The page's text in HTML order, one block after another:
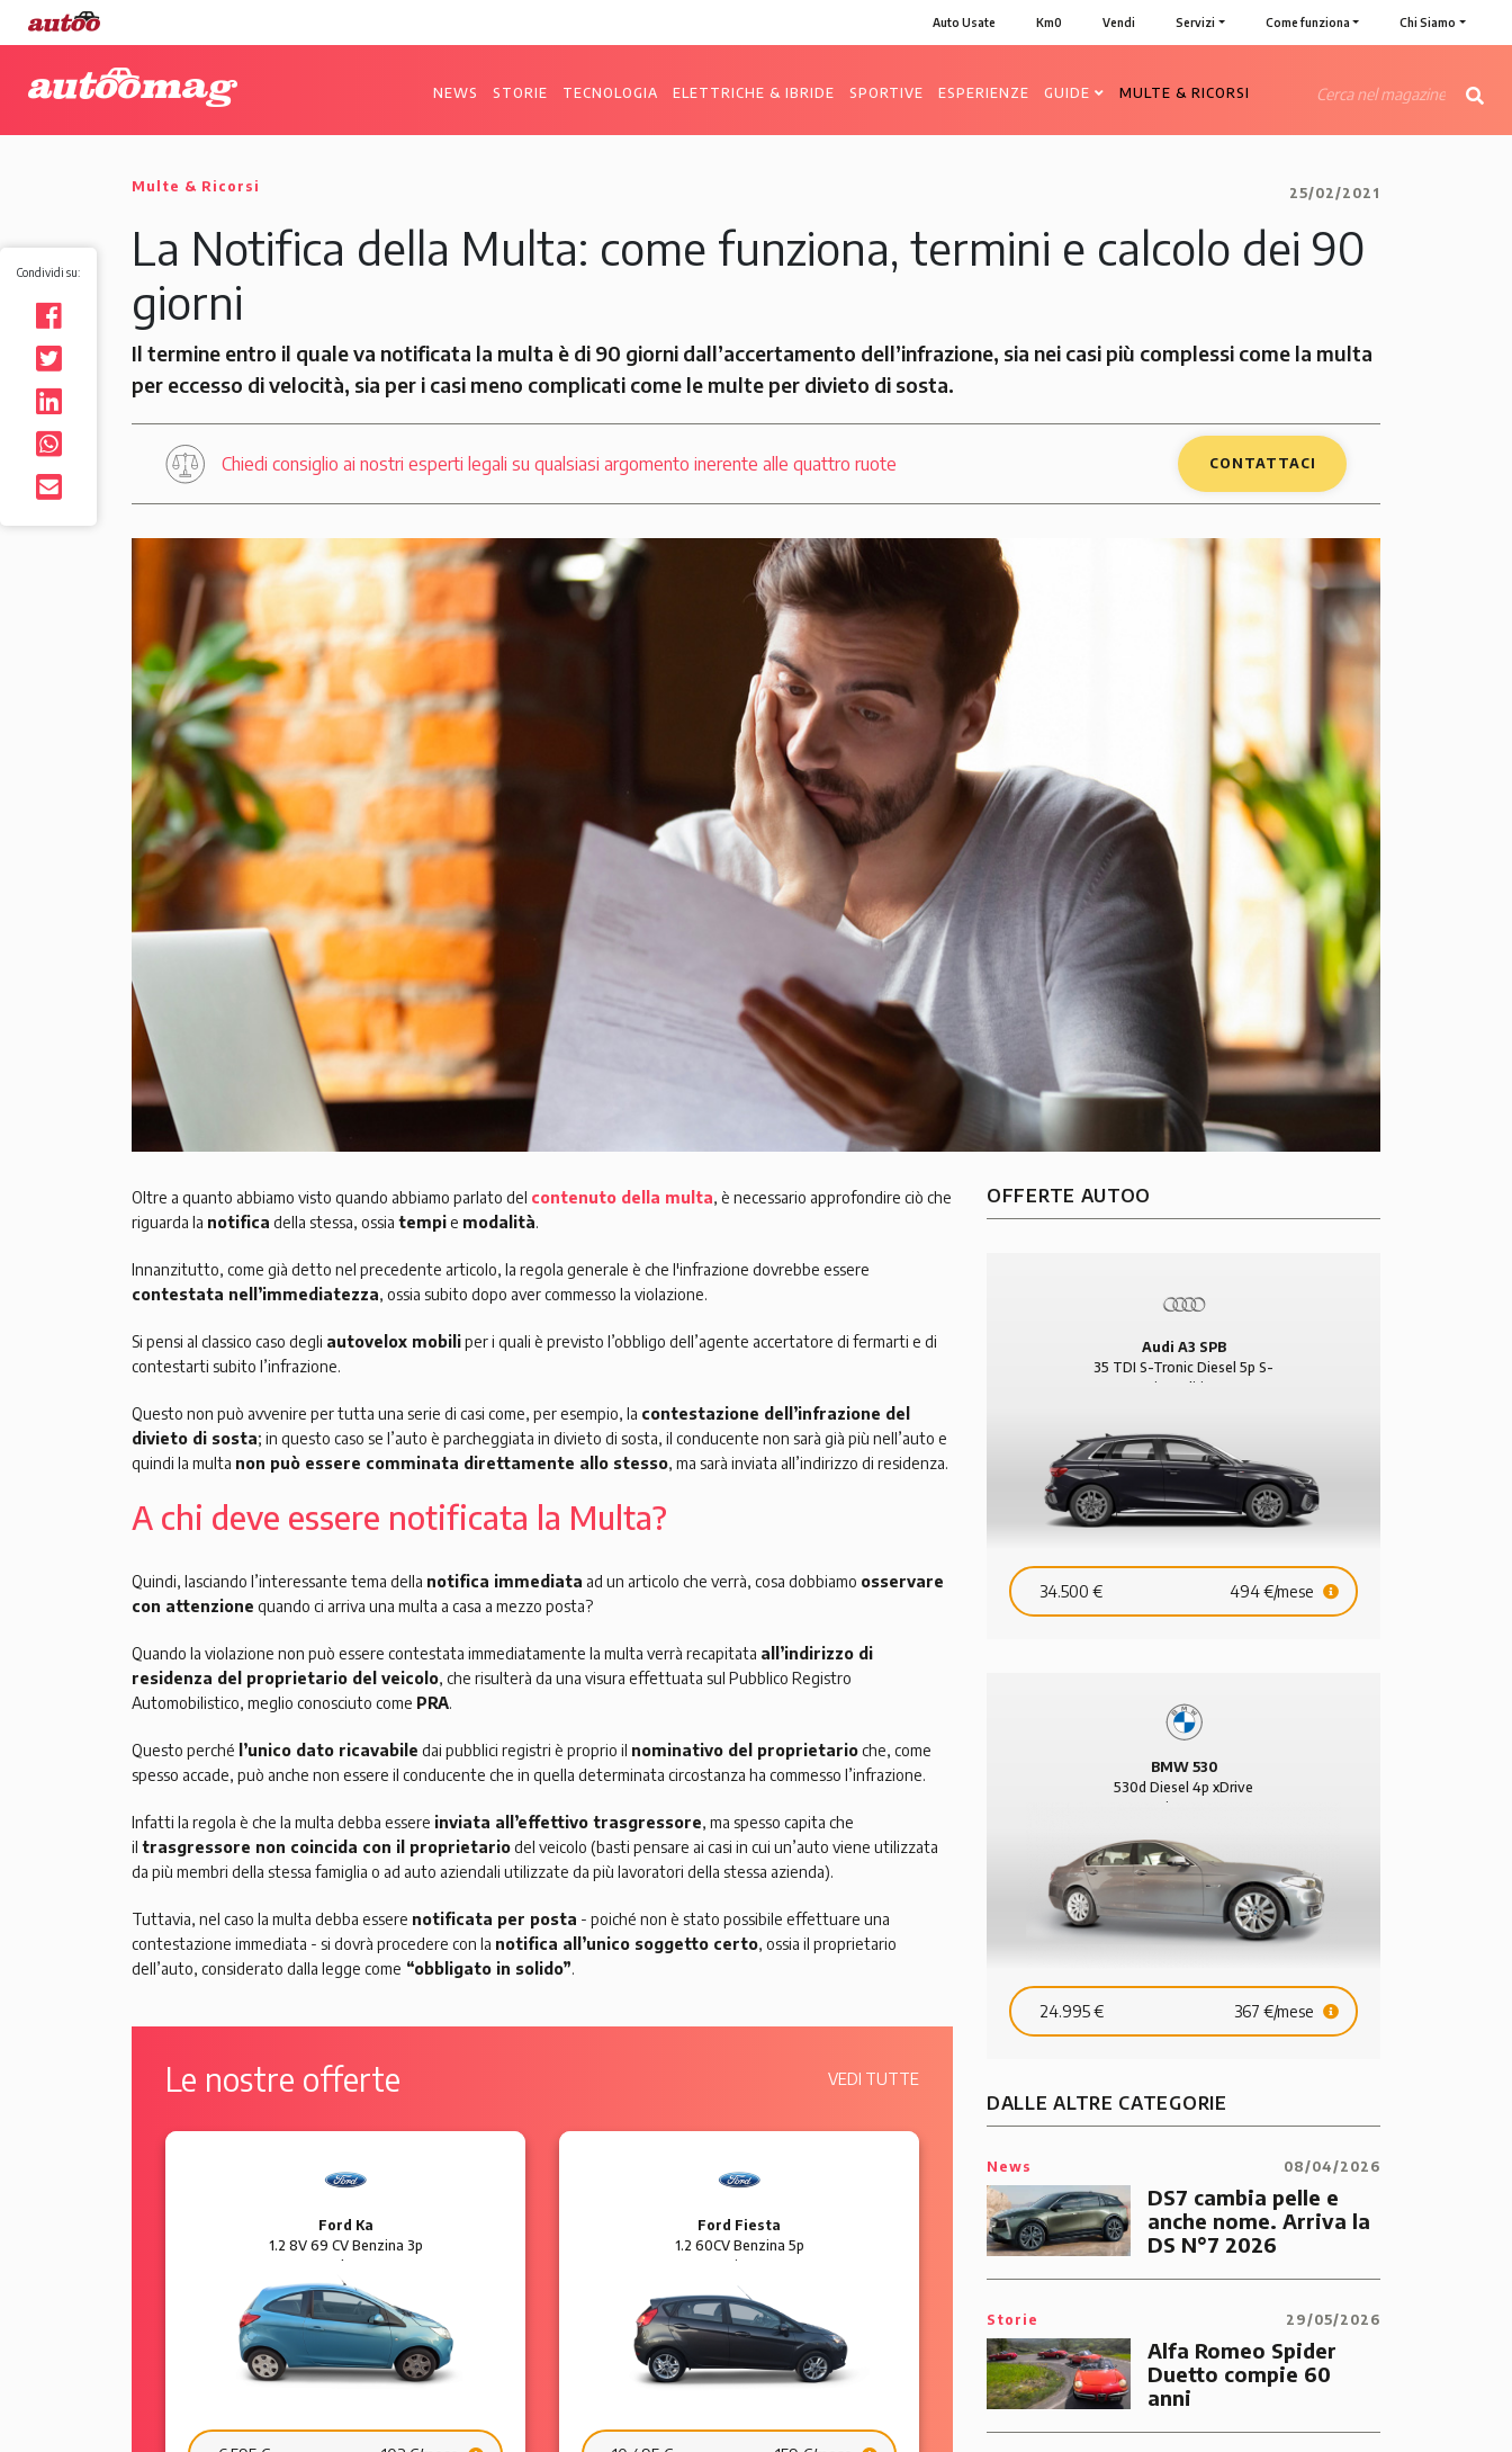
Multe & Ricorsi 25/02/2021
La Notifica della Multa: come funziona, termini e calcolo dei 90
giorni
Il termine entro il quale va notificata la multa è di 90 giorni dall’accertamento dell’infrazione, sia nei casi più complessi come la multa
per eccesso di velocità, sia per i casi meno complicati come le multe per divieto di sosta.
Chiedi consiglio ai nostri esperti legali su qualsiasi argomento inerente alle quattro ruote CONTATTACI
Oltre a quanto abbiamo visto quando abbiamo parlato del contenuto della multa, è necessario approfondire ciò che
riguarda la notifica della stessa, ossia tempie modalità.
Innanzitutto, come già detto nel precedente articolo, la regola generale è che l'infrazione dovrebbe essere
contestata nell’immediatezza, ossia subito dopo aver commesso la violazione.
Si pensi al classico caso degli autovelox mobiliper i quali è previsto l’obbligo dell’agente accertatore di fermarti e di
contestarti subito l’infrazione.
Questo non può avvenire per tutta una serie di casi come, per esempio, la contestazione dell’infrazione del
divieto di sosta; in questo caso se l’auto è parcheggiata in divieto di sosta, il conducente non sarà già più nell’auto e
quindi la multa non può essere comminata direttamente allo stesso, ma sarà inviata all’indirizzo di residenza.
A chi deve essere notificata la Multa?
Quindi, lasciando l’interessante tema della notifica immediata ad un articolo che verrà, cosa dobbiamo osservare
con attenzione quando ci arriva una multa a casa a mezzo posta?
Quando la violazione non può essere contestata immediatamente la multa verrà recapitata all’indirizzo di
residenza del proprietario del veicolo, che risulterà da una visura effettuata sul Pubblico Registro
Automobilistico, meglio conosciuto come PRA.
Questo perché l’unico dato ricavabile dai pubblici registri è proprio il nominativo del proprietarioche, come
spesso accade, può anche non essere il conducente che in quella determinata circostanza ha commesso l’infrazione.
Infatti la regola è che la multa debba essere inviata all’effettivo trasgressore, ma spesso capita che
il trasgressore non coincida con il proprietariodel veicolo (basti pensare ai casi in cui un’auto viene utilizzata
da più membri della stessa famiglia o ad auto aziendali utilizzate da più lavoratori della stessa azienda).
Tuttavia, nel caso la multa debba essere notificata per posta - poiché non è stato possibile effettuare una
contestazione immediata - si dovrà procedere con la notifica all’unico soggetto certo, ossia il proprietario
dell’auto, considerato dalla legge come “obbligato in solido”.
Le nostre offerte VEDI TUTTE
Ford Ka
1.2 8V 69 CV Benzina 3p
Plus
Ford Fiesta
1.2 60CV Benzina 5p
Business
BMW Serie 1
118d Diesel 5p Urban
OFFERTE AUTOO
Audi A3 SPB
35 TDI S-Tronic Diesel 5p S-
Line Edition
34.500 € 494 €/mese
BMW 530
530d Diesel 4p xDrive
Business aut.
24.995 € 367 €/mese
DALLE ALTRE CATEGORIE
News 08/04/2026
DS7 cambia pelle e
anche nome. Arriva la
DS N°7 2026
Storie 29/05/2026
Alfa Romeo Spider
Duetto compie 60
anni
Condividi su:
Auto Usate Km0 Vendi Servizi Come funziona Chi Siamo
NEWS STORIE TECNOLOGIA ELETTRICHE & IBRIDE SPORTIVE ESPERIENZE GUIDE MULTE & RICORSI